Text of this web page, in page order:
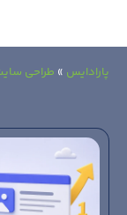
پارادایس » طراحی